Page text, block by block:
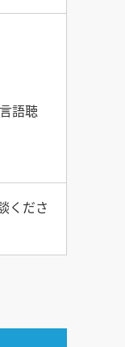
語聴
くださ